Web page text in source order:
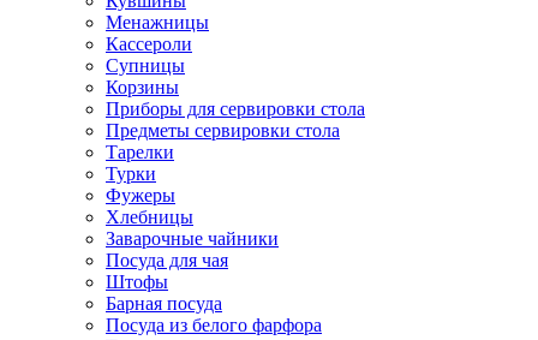
Менажницы
Кассероли
Супницы
Корзины
Приборы для сервировки стола
Предметы сервировки стола
Тарелки
Турки
Фужеры
Хлебницы
Заварочные чайники
Посуда для чая
Штофы
Барная посуда
Посуда из белого фарфора